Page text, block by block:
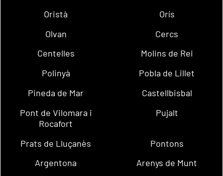
Oristà
Orís
Olvan
Cercs
Centelles
Molins de Rei
Polinyà
Pobla de Lillet
Pineda de Mar
Castellbisbal
Pont de Vilomara i
Rocafort
Pujalt
Prats de Lluçanès
Pontons
Argentona
Arenys de Munt